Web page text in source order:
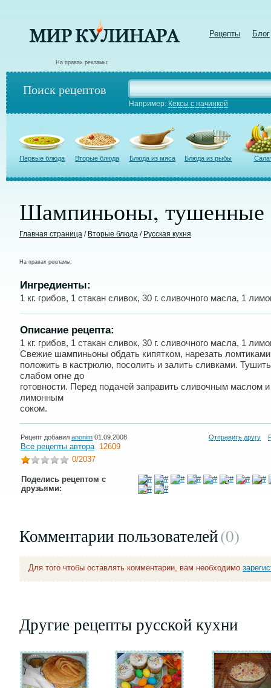
Рецепты Блог
На правах рекламы:
Поиск рецептов
Например: Кексы с начинкой
Первые блюда Вторые блюда Блюда из мяса Блюда из рыбы
Шампиньоны, тушенные
Главная страница / Вторые блюда / Русская кухня
На правах рекламы:
Ингредиенты:
1 кг. грибов, 1 стакан сливок, 30 г. сливочного масла, 1
Описание рецепта:
1 кг. грибов, 1 стакан сливок, 30 г. сливочного масла, 1
Свежие шампиньоны обдать кипятком, нарезать
положить в кастрюлю, посолить и залить сливками.
слабом огне до
готовности. Перед подачей заправить сливочным маслом и
лимонным
соком.
Рецепт добавил anonim 01.09.2008 Отправить другу
Все рецепты автора 12609
0/2037
Поделись рецептом с
друзьями:
Комментарии пользователей(0)
Для того чтобы оставлять комментарии, вам необходимо
Другие рецепты русской кухни